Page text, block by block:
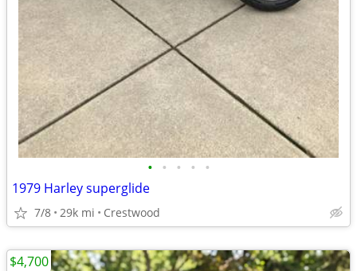
• • • • •
1979 Harley superglide
7/8 29k mi Crestwood
$4,700